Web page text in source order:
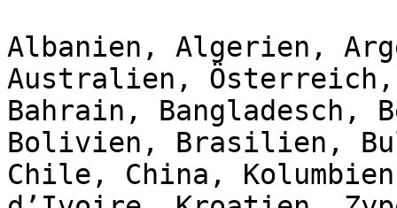
Albanien, Algerien,
Australien, Österreich,
Bahrain, Bangladesch,
Bolivien, Brasilien,
Chile, China,